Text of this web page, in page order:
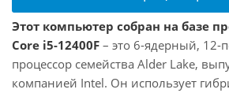
Этот компьютер собран на базе
Core i5-12400F – это 6-ядерный, 12-
процессор семейства Alder Lake,
компанией Intel. Он использует